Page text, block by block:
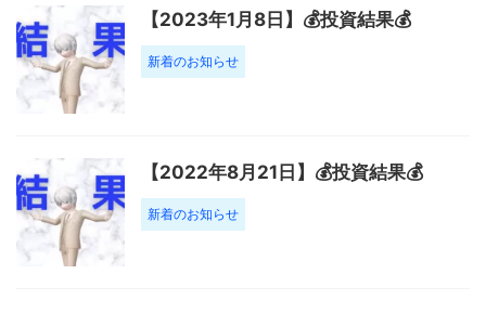
【2023年1月8日】💰投資結果💰
新着のお知らせ
【2022年8月21日】💰投資結果💰
新着のお知らせ